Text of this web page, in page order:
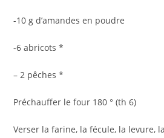
-10 g d’amandes en poudre
-6 abricots *
– 2 pêches *
Préchauffer le four 180 ° (th 6)
Verser la farine, la fécule, la levure,